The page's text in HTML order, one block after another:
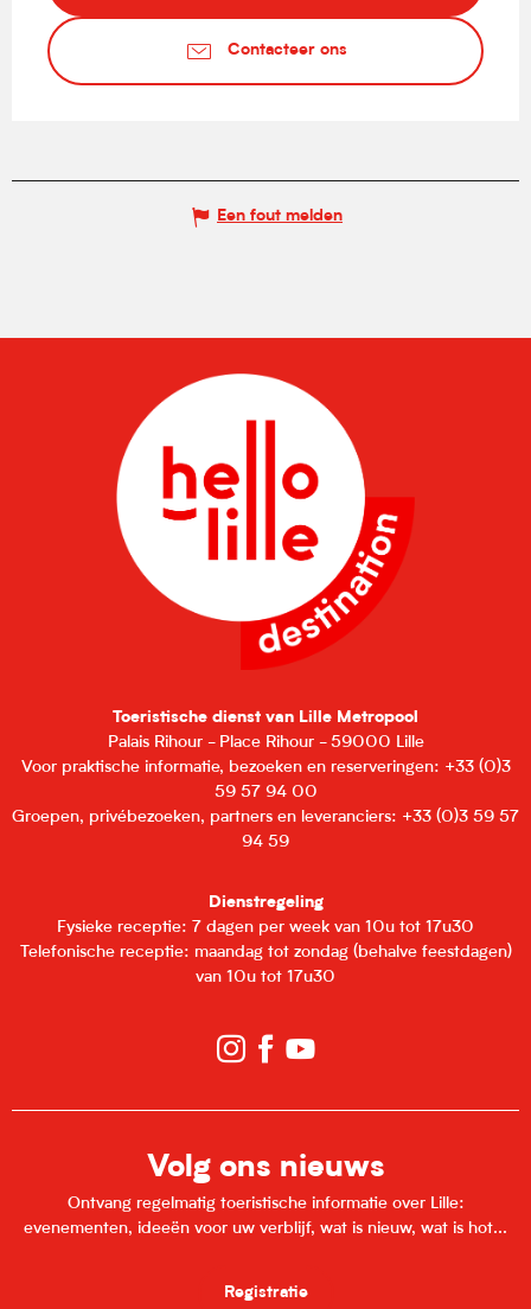
Contacteer ons
Een fout melden
Toeristische dienst van Lille Metropool
Palais Rihour - Place Rihour - 59000 Lille
Voor praktische informatie, bezoeken en reserveringen: +33 (0)3
59 57 94 00
Groepen, privébezoeken, partners en leveranciers: +33 (0)3 59 57
94 59
Dienstregeling
Fysieke receptie: 7 dagen per week van 10u tot 17u30
Telefonische receptie: maandag tot zondag (behalve feestdagen)
van 10u tot 17u30
Volg ons nieuws
Ontvang regelmatig toeristische informatie over Lille:
evenementen, ideeën voor uw verblijf, wat is nieuw, wat is hot...
Registratie